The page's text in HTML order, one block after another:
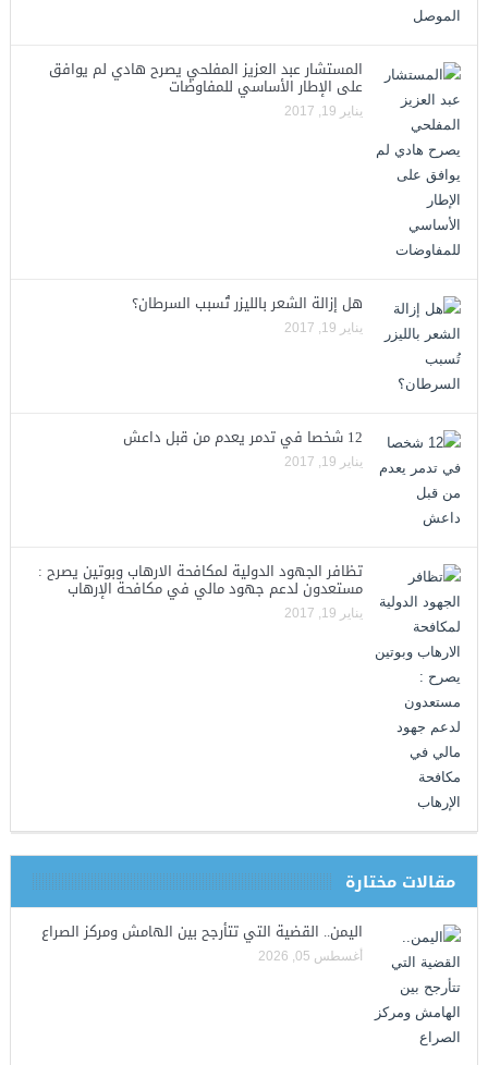
المستشار عبد العزيز المفلحي يصرح هادي لم يوافق
على الإطار الأساسي للمفاوضات
يناير 19, 2017
هل إزالة الشعر بالليزر تُسبب السرطان؟
يناير 19, 2017
12 شخصا في تدمر يعدم من قبل داعش
يناير 19, 2017
تظافر الجهود الدولية لمكافحة الارهاب وبوتين يصرح :
مستعدون لدعم جهود مالي في مكافحة الإرهاب
يناير 19, 2017
مقالات مختارة
اليمن.. القضية التي تتأرجح بين الهامش ومركز الصراع
أغسطس 05, 2026